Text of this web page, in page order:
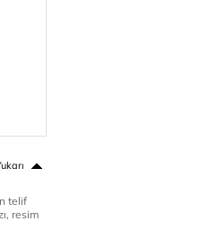
telif
resim